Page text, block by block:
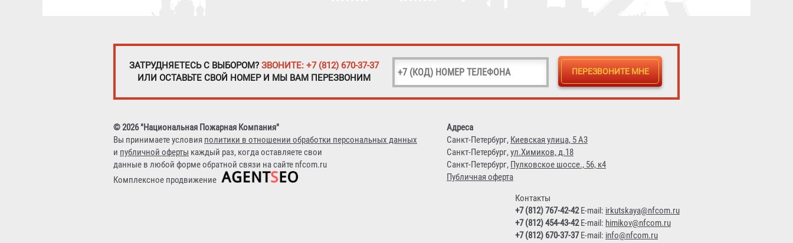
ЗАТРУДНЯЕТЕСЬ С ВЫБОРОМ? ЗВОНИТЕ: +7 (812) 670-37-37
ИЛИ ОСТАВЬТЕ СВОЙ НОМЕР И МЫ ВАМ ПЕРЕЗВОНИМ
© 2026 "Национальная Пожарная Компания"
Вы принимаете условия политики в отношении обработки персональных данных
и публичной оферты каждый раз, когда оставляете свои
данные в любой форме обратной связи на сайте nfcom.ru
Комплексное продвижение
Адреса
Санкт-Петербург, Киевская улица, 5 А3
Санкт-Петербург,ул.Химиков, д.18
Санкт-Петербург, Пулковское шоссе., 56, к4
Публичная оферта
Контакты
+7 (812) 767-42-42E-mail: irkutskaya@nfcom.ru
+7 (812) 454-43-42E-mail: himikov@nfcom.ru
+7 (812) 670-37-37E-mail: info@nfcom.ru